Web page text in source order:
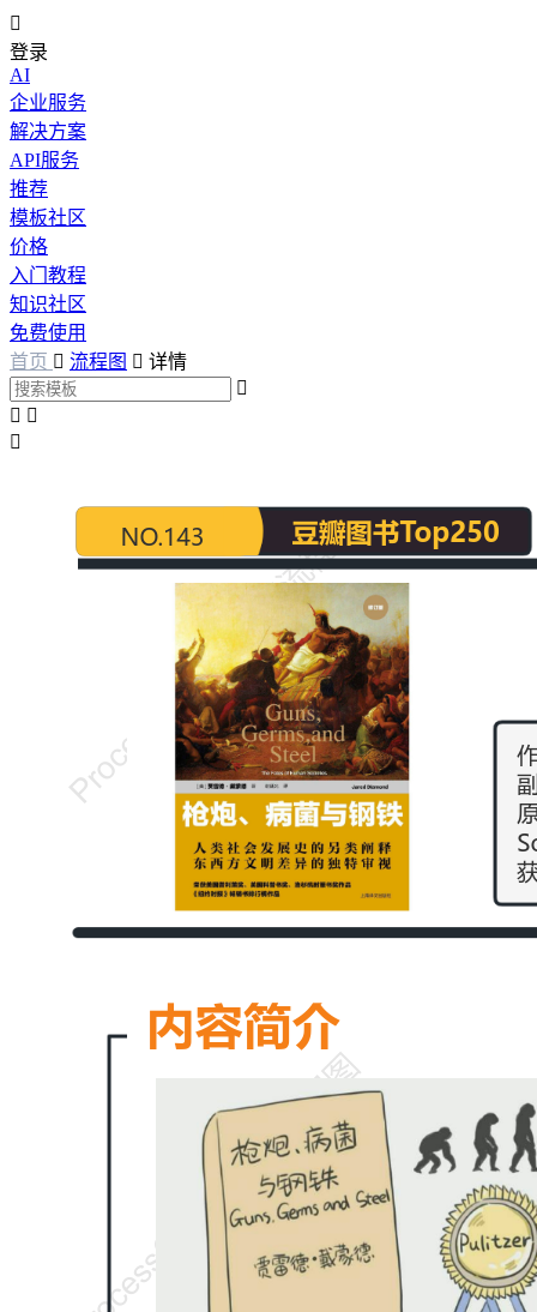

登录
AI
企业服务
解决方案
API服务
推荐
模板社区
价格
入门教程
知识社区
免费使用
首页  流程图  详情

 
